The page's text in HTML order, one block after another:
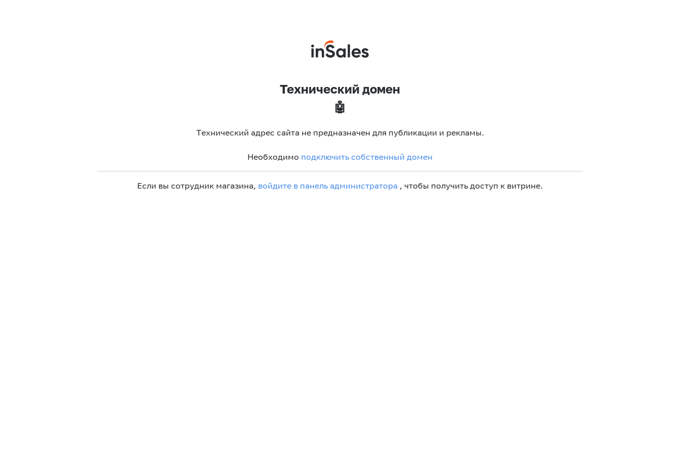
Технический домен
🤖
Технический адрес сайта не предназначен для публикации и рекламы.
Необходимо подключить собственный домен
Если вы сотрудник магазина, войдите в панель администратора , чтобы получить доступ к витрине.